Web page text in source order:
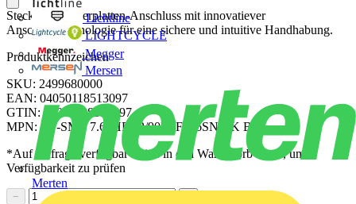
Lichtline
LIGHTCYCLE
Megger
Mersen
Merten
Steckbarer Leiterplatten-Anschluss mit innovatiever
Anschlusstechnologie für eine sichere und intuitive Handhabung.
Produktkennzeichen
SKU: 2499680000
EAN: 04050118513097
GTIN: 04050118513097
MPN: SV-SMT 7.62HP/02/90LSF 2.6SN BK BX
*Auf Anfrage verfügbar - bitte in den Warenkorb legen, um
Verfügbarkeit zu prüfen
−